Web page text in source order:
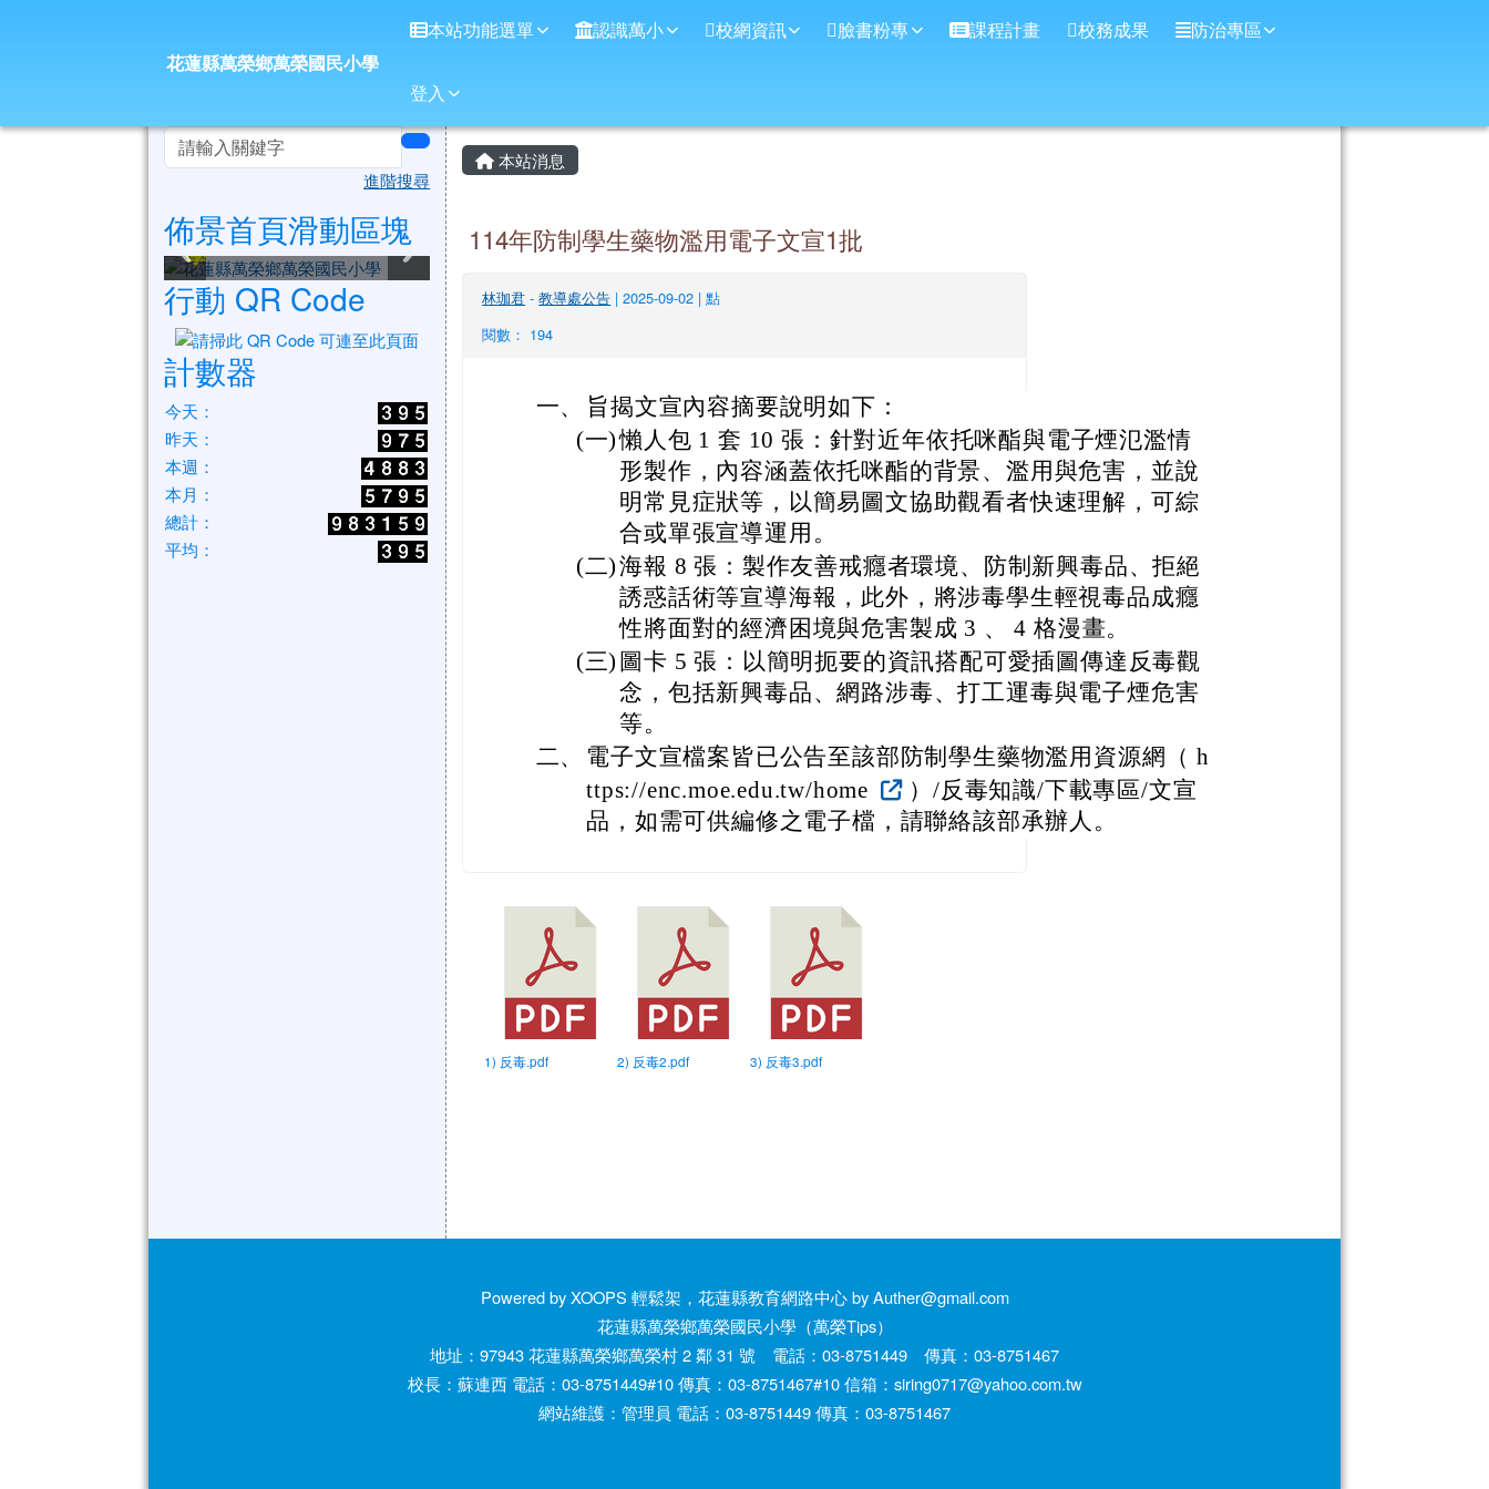
花蓮縣萬榮鄉萬榮國民小學
花蓮縣萬榮鄉萬榮國民小學
本站功能選單 認識萬小 校網資訊 臉書粉專 課程計畫 校務成果 防治專區
登入
左邊區域內容 search
進階搜尋
佈景首頁滑動區塊
花蓮縣萬榮鄉萬榮國民小
學
花蓮縣萬榮鄉萬榮國民小
學
花蓮縣萬榮鄉萬榮國民小
學
花蓮縣萬榮鄉萬榮國民小
學
花蓮縣萬榮鄉萬榮國民小
學
花蓮縣萬榮鄉萬榮國民小
學
行動 QR Code
計數器
今天：
昨天：
本週：
本月：
總計：
平均：
主內容區域
本站消息
114年防制學生藥物濫用電子文宣1批
林珈君 -教導處公告 | 2025-09-02 | 點
閱數： 194
一、
旨揭文宣內容摘要說明如下：
(一)懶人包 1 套 10 張：針對近年依托咪酯與電子煙氾濫情
形製作，內容涵蓋依托咪酯的背景、濫用與危害，並說
明常見症狀等，以簡易圖文協助觀看者快速理解，可綜
合或單張宣導運用。
(二)海報 8 張：製作友善戒癮者環境、防制新興毒品、拒絕
誘惑話術等宣導海報，此外，將涉毒學生輕視毒品成癮
性將面對的經濟困境與危害製成 3 、 4 格漫畫。
(三) 圖卡 5 張：以簡明扼要的資訊搭配可愛插圖傳達反毒觀
念，包括新興毒品、網路涉毒、打工運毒與電子煙危害
等。
二、
電子文宣檔案皆已公告至該部防制學生藥物濫用資源網（ h
ttps://enc.moe.edu.tw/home
）/反毒知識/下載專區/文宣
品，如需可供編修之電子檔，請聯絡該部承辦人。
1) 反毒.pdf 2) 反毒2.pdf 3) 反毒3.pdf
頁尾區域
Powered by XOOPS 輕鬆架，花蓮縣教育網路中心 by Auther@gmail.com
花蓮縣萬榮鄉萬榮國民小學（萬榮Tips）
地址：97943 花蓮縣萬榮鄉萬榮村 2 鄰 31 號 電話：03-8751449 傳真：03-8751467
校長：蘇連西 電話：03-8751449#10 傳真：03-8751467#10 信箱：siring0717@yahoo.com.tw
網站維護：管理員 電話：03-8751449 傳真：03-8751467